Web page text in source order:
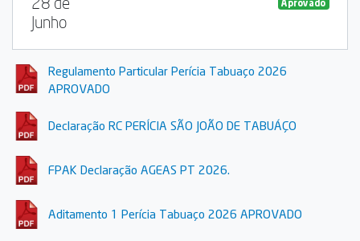
Regulamento Particular Perícia Tabuaço 2026
APROVADO
Declaração RC PERÍCIA SÃO JOÃO DE TABUÁÇO
FPAK Declaração AGEAS PT 2026.
Aditamento 1 Perícia Tabuaço 2026 APROVADO
Junho
Aprovado